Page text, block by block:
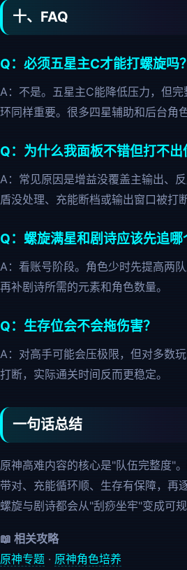
十、FAQ
Q：必须五星主C才能打螺旋吗？
A：不是。五星主C能降低压力，但
环同样重要。很多四星辅助和后台角
Q：为什么我面板不错但打不出
A：常见原因是增益没覆盖主输出、
盾没处理、充能断档或输出窗口被打断
Q：螺旋满星和剧诗应该先追哪
A：看账号阶段。角色少时先提高两
再补剧诗所需的元素和角色数量。
Q：生存位会不会拖伤害？
A：对高手可能会压极限，但对多数
打断，实际通关时间反而更稳定。
一句话总结
原神高难内容的核心是"队伍完整度"
带对、充能循环顺、生存有保障，再
螺旋与剧诗都会从"刮痧坐牢"变成可规
📖 相关攻略
原神专题 · 原神角色培养